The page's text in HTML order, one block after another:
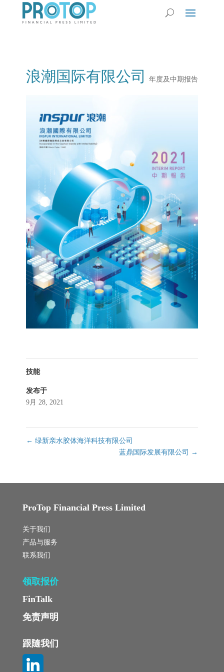
浪潮国际有限公司 年度及中期报告
技能
发布于
9月 28, 2021
← 绿新亲水胶体海洋科技有限公司
蓝鼎国际发展有限公司 →
ProTop Financial Press Limited
关于我们
产品与服务
联系我们
领取报价
FinTalk
免责声明
跟隨我们